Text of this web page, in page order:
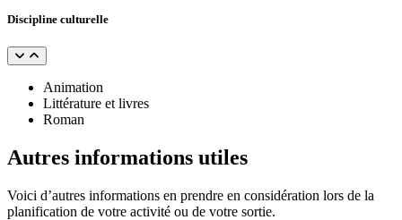
Discipline culturelle
Animation
Littérature et livres
Roman
Autres informations utiles
Voici d’autres informations en prendre en considération lors de la
planification de votre activité ou de votre sortie.